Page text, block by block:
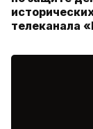
телеканала